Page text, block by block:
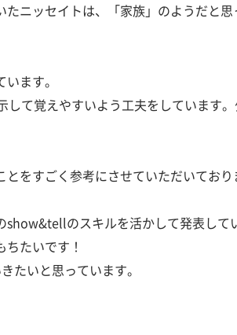
ニッセイトは、「家族」のようだと思
ます。
て覚えやすいよう工夫をしています
をすごく参考にさせていただいており
のスキルを活かして発表して
たいです！
たいと思っています。